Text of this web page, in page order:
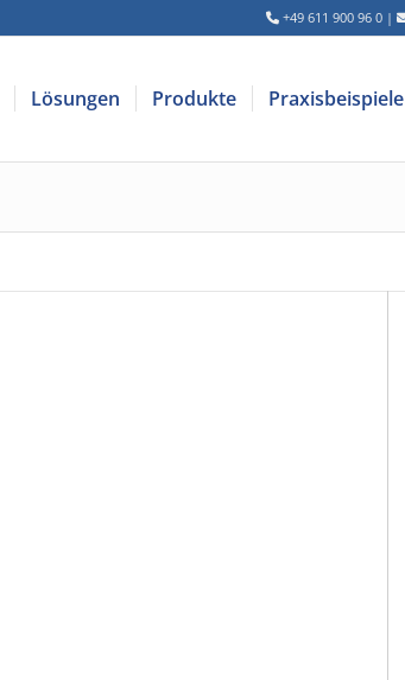
+49 611 900 96 0 |
Lösungen Produkte Praxisbeispiele